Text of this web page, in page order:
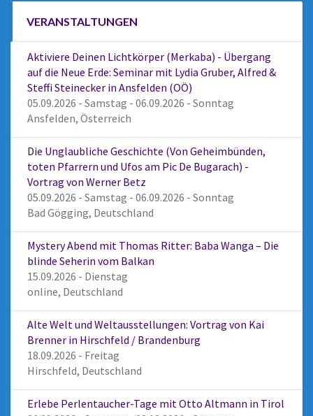
VERANSTALTUNGEN
Aktiviere Deinen Lichtkörper (Merkaba) - Übergang
auf die Neue Erde: Seminar mit Lydia Gruber, Alfred &
Steffi Steinecker in Ansfelden (OÖ)
05.09.2026 - Samstag - 06.09.2026 - Sonntag
Ansfelden, Österreich
Die Unglaubliche Geschichte (Von Geheimbünden,
toten Pfarrern und Ufos am Pic De Bugarach) -
Vortrag von Werner Betz
05.09.2026 - Samstag - 06.09.2026 - Sonntag
Bad Gögging, Deutschland
Mystery Abend mit Thomas Ritter: Baba Wanga – Die
blinde Seherin vom Balkan
15.09.2026 - Dienstag
online, Deutschland
Alte Welt und Weltausstellungen: Vortrag von Kai
Brenner in Hirschfeld / Brandenburg
18.09.2026 - Freitag
Hirschfeld, Deutschland
Erlebe Perlentaucher-Tage mit Otto Altmann in Tirol